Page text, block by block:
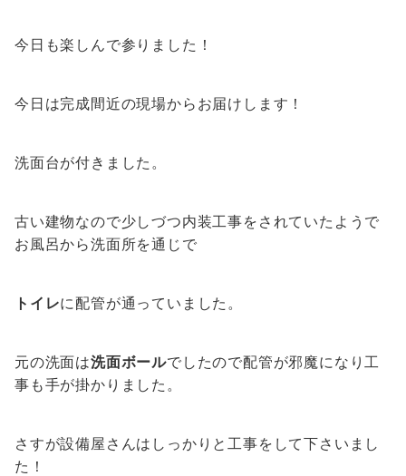
今日も楽しんで参りました！
今日は完成間近の現場からお届けします！
洗面台が付きました。
古い建物なので少しづつ内装工事をされていたようで
お風呂から洗面所を通じで
トイレに配管が通っていました。
元の洗面は洗面ボールでしたので配管が邪魔になり工
事も手が掛かりました。
さすが設備屋さんはしっかりと工事をして下さいまし
た！